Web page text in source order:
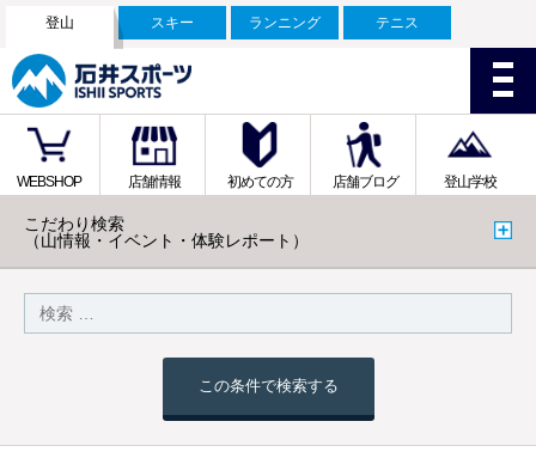
登山 スキー ランニング テニス
WEBSHOP 店舗情報 初めての方 店舗ブログ 登山学校
こだわり検索
（山情報・イベント・体験レポート）
この条件で検索する